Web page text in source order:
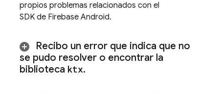
propios problemas relacionados con el
SDK de Firebase Android.
Recibo un error que indica que no
se pudo resolver o encontrar la
biblioteca ktx.